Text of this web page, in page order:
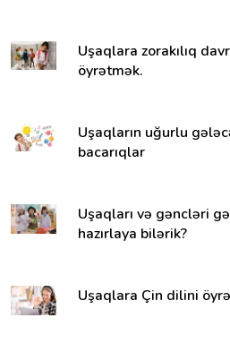
Uşaqlara zorakılıq
öyrətmək.
Uşaqların uğurlu
bacarıqlar
Uşaqları və gəncləri
hazırlaya bilərik?
Uşaqlara Çin dilini